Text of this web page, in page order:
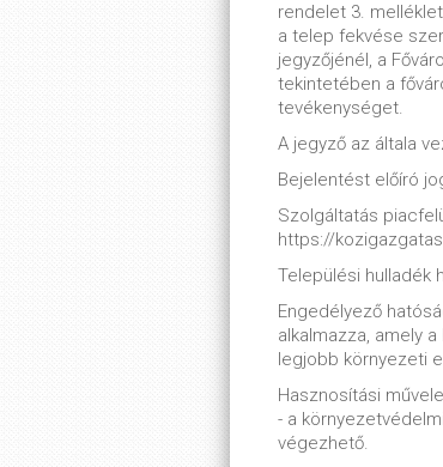
rendelet 3.
a telep fekvése
jegyzőjénél, a
tekintetében a
tevékenységet.
A jegyző az általa
Bejelentést előíró
Szolgáltatás
https://
Települési hulladék
Engedélyező
alkalmazza, amely
legjobb környezeti
Hasznosítási
- a
végezhető.